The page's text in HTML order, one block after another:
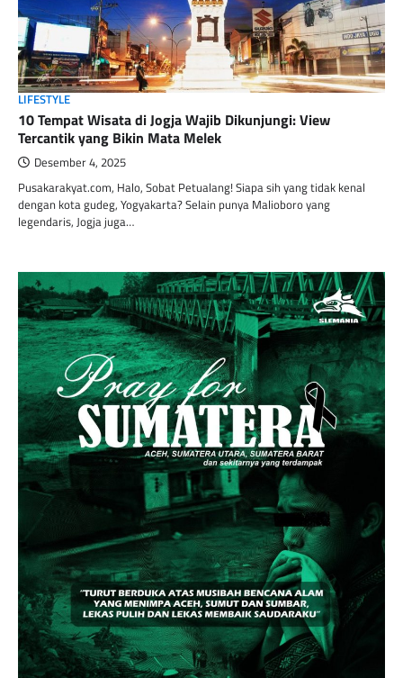
LIFESTYLE
10 Tempat Wisata di Jogja Wajib Dikunjungi: View
Tercantik yang Bikin Mata Melek
Desember 4, 2025
Pusakarakyat.com, Halo, Sobat Petualang! Siapa sih yang tidak kenal
dengan kota gudeg, Yogyakarta? Selain punya Malioboro yang
legendaris, Jogja juga…